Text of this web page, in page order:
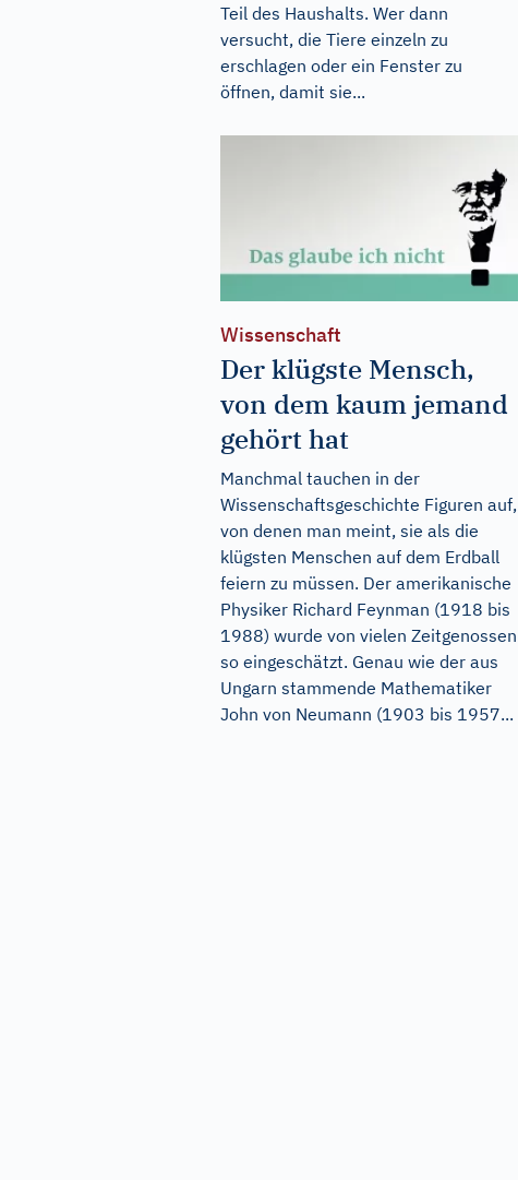
Teil des Haushalts. Wer dann
versucht, die Tiere einzeln zu
erschlagen oder ein Fenster zu
öffnen, damit sie...
Wissenschaft
Der klügste Mensch,
von dem kaum jemand
gehört hat
Manchmal tauchen in der
Wissenschaftsgeschichte Figuren auf,
von denen man meint, sie als die
klügsten Menschen auf dem Erdball
feiern zu müssen. Der amerikanische
Physiker Richard Feynman (1918 bis
1988) wurde von vielen Zeitgenossen
so eingeschätzt. Genau wie der aus
Ungarn stammende Mathematiker
John von Neumann (1903 bis 1957...